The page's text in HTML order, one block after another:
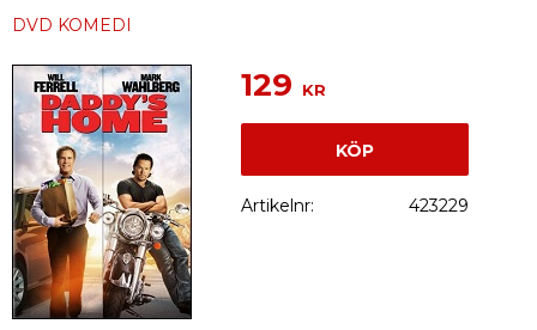
DVD KOMEDI
129 KR
KÖP
Artikelnr 423229